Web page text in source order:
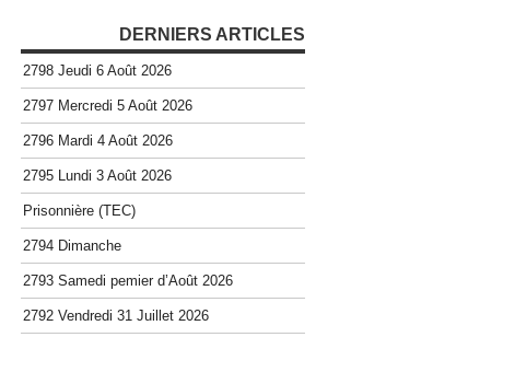
DERNIERS ARTICLES
2798 Jeudi 6 Août 2026
2797 Mercredi 5 Août 2026
2796 Mardi 4 Août 2026
2795 Lundi 3 Août 2026
Prisonnière (TEC)
2794 Dimanche
2793 Samedi pemier d’Août 2026
2792 Vendredi 31 Juillet 2026